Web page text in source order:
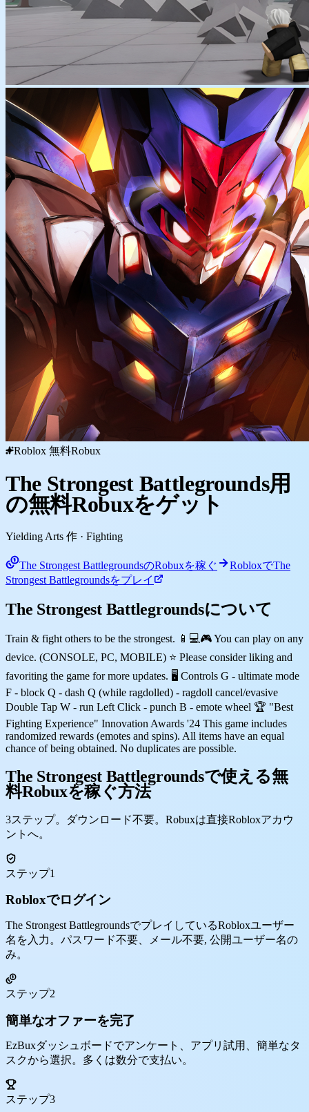
Roblox 無料Robux
The Strongest Battlegrounds用
の無料Robuxをゲット
Yielding Arts 作 · Fighting
The Strongest BattlegroundsのRobuxを稼ぐ
RobloxでThe
Strongest Battlegroundsをプレイ
The Strongest Battlegroundsについて
Train & fight others to be the strongest. 📱💻🎮 You can play on any
device. (CONSOLE, PC, MOBILE) ⭐ Please consider liking and
favoriting the game for more updates. 🖥️ Controls G - ultimate mode
F - block Q - dash Q (while ragdolled) - ragdoll cancel/evasive
Double Tap W - run Left Click - punch B - emote wheel 🏆 "Best
Fighting Experience" Innovation Awards '24 This game includes
randomized rewards (emotes and spins). All items have an equal
chance of being obtained. No duplicates are possible.
The Strongest Battlegroundsで使える無
料Robuxを稼ぐ方法
3ステップ。ダウンロード不要。Robuxは直接Robloxアカウ
ントへ。
ステップ1
Robloxでログイン
The Strongest BattlegroundsでプレイしているRobloxユーザー
名を入力。パスワード不要、メール不要, 公開ユーザー名の
み。
ステップ2
簡単なオファーを完了
EzBuxダッシュボードでアンケート、アプリ試用、簡単なタ
スクから選択。多くは数分で支払い。
ステップ3